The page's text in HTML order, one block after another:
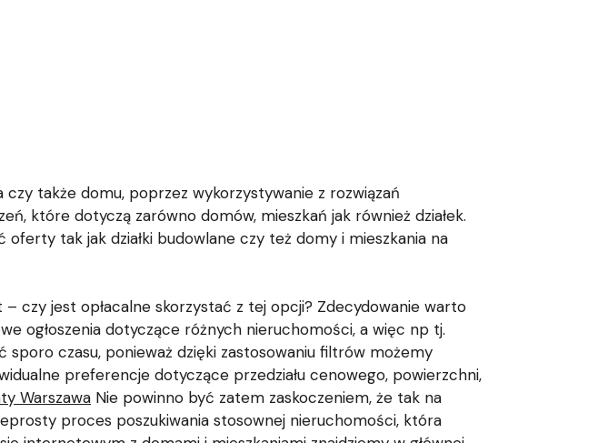
także domu, poprzez wykorzystywanie z rozwiązań
które dotyczą zarówno domów, mieszkań jak również działek.
tak jak działki budowlane czy też domy i mieszkania na
czy jest opłacalne skorzystać z tej opcji? Zdecydowanie warto
ogłoszenia dotyczące różnych nieruchomości, a więc np tj.
czasu, ponieważ dzięki zastosowaniu filtrów możemy
preferencje dotyczące przedziału cenowego, powierzchni,
Warszawa Nie powinno być zatem zaskoczeniem, że tak na
proces poszukiwania stosownej nieruchomości, która